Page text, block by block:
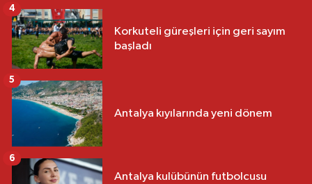
Korkuteli güreşleri için geri sayım
başladı
4
Antalya kıyılarında yeni dönem
5
Antalya kulübünün futbolcusu
6